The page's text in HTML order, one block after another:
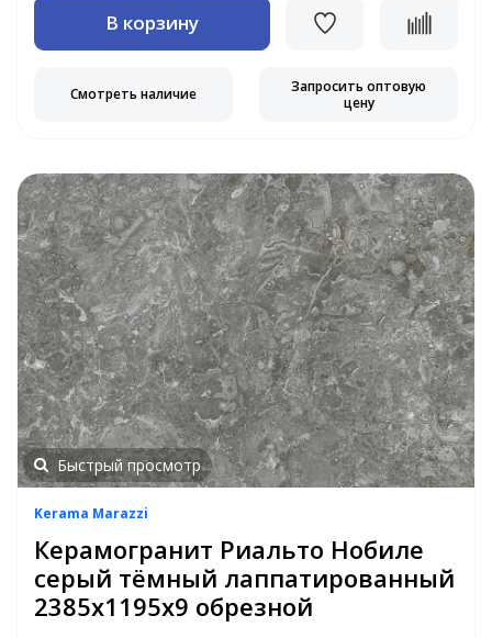
В корзину
Смотреть наличие
Запросить оптовую
цену
Быстрый просмотр
Kerama Marazzi
Керамогранит Риальто Нобиле
серый тёмный лаппатированный
2385х1195х9 обрезной